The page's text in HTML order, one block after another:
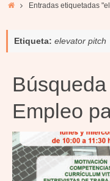
InicioEntradas etiquetadas
Etiqueta: elevator pitch
Empleo